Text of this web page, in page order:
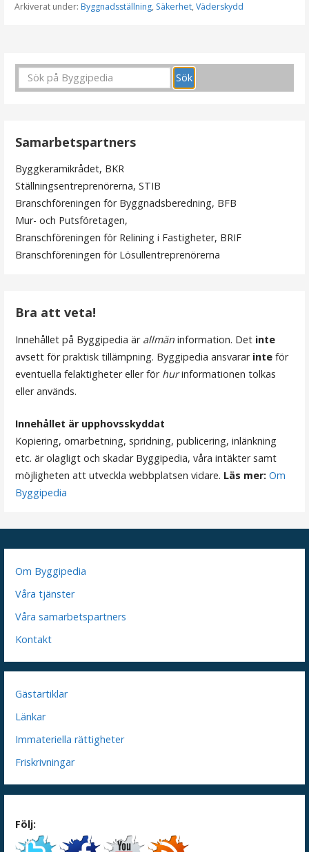
Arkiverat under: Byggnadsställning, Säkerhet, Väderskydd
g
n
n
Samarbetspartners
Byggkeramikrådet, BKR
Ställningsentreprenörerna, STIB
Branschföreningen för Byggnadsberedning, BFB
Mur- och Putsföretagen,
Branschföreningen för Relining i Fastigheter, BRIF
Branschföreningen för Lösullentreprenörerna
Bra att veta!
Innehållet på Byggipedia är allmän information. Det inte
avsett för praktisk tillämpning. Byggipedia ansvarar inte för
eventuella felaktigheter eller för hurinformationen tolkas
eller används.
Innehållet är upphovsskyddat
Kopiering, omarbetning, spridning, publicering, inlänkning
etc. är olagligt och skadar Byggipedia, våra intäkter samt
möjligheten att utveckla webbplatsen vidare. Läs mer: Om
Byggipedia
Om Byggipedia
Våra tjänster
Våra samarbetspartners
Kontakt
Gästartiklar
Länkar
Immateriella rättigheter
Friskrivningar
Följ: